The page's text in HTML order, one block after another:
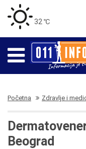
32 ℃
Početna Zdravlje i
Beograd